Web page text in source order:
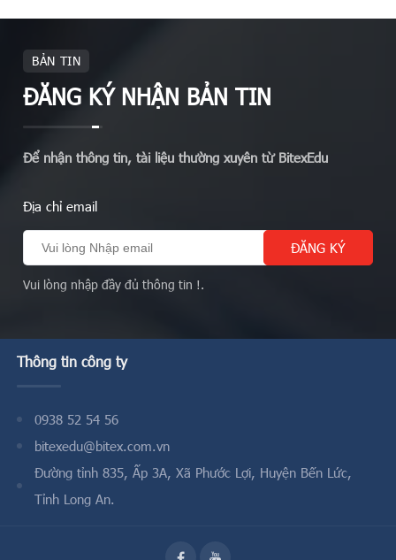
BẢN TIN
ĐĂNG KÝ NHẬN BẢN TIN
Để nhận thông tin, tài liệu thường xuyên từ BitexEdu
Địa chỉ email
Vui lòng nhập đầy đủ thông tin !.
Thông tin công ty
0938 52 54 56
bitexedu@bitex.com.vn
Đường tỉnh 835, Ấp 3A, Xã Phước Lợi, Huyện Bến Lức,
Tỉnh Long An.